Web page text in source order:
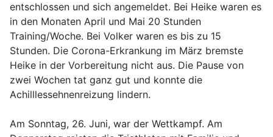
entschlossen und sich angemeldet. Bei Heike waren es
in den Monaten April und Mai 20 Stunden
Training/Woche. Bei Volker waren es bis zu 15
Stunden. Die Corona-Erkrankung im März bremste
Heike in der Vorbereitung nicht aus. Die Pause von
zwei Wochen tat ganz gut und konnte die
Achilllessehnenreizung lindern.
Am Sonntag, 26. Juni, war der Wettkampf. Am